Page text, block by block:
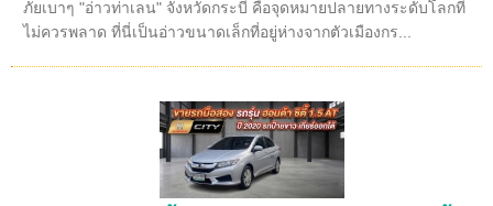
ภัยเบาๆ "อ่าวท่าเลน" จังหวัดกระบี่ คือจุดหมายปลายทางระดับโลกที่
ไม่ควรพลาด ที่นี่เป็นอ่าวขนาดเล็กที่อยู่ห่างจากตัวเมืองกร...